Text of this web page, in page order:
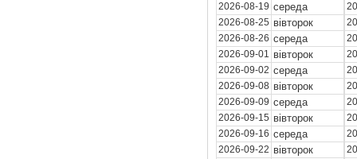
2026-08-19 середа
2026-08-25 вівторок
2026-08-26 середа
2026-09-01 вівторок
2026-09-02 середа
2026-09-08 вівторок
2026-09-09 середа
2026-09-15 вівторок
2026-09-16 середа
2026-09-22 вівторок